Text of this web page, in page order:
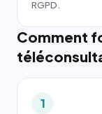
RGPD.
Comment
1